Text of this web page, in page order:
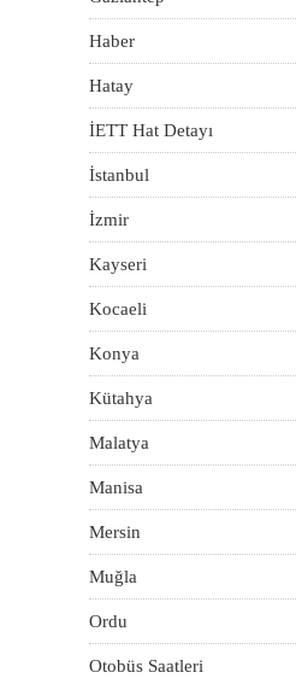
Haber
Hatay
İETT Hat Detayı
İstanbul
İzmir
Kayseri
Kocaeli
Konya
Kütahya
Malatya
Manisa
Mersin
Muğla
Ordu
Otobüs Saatleri